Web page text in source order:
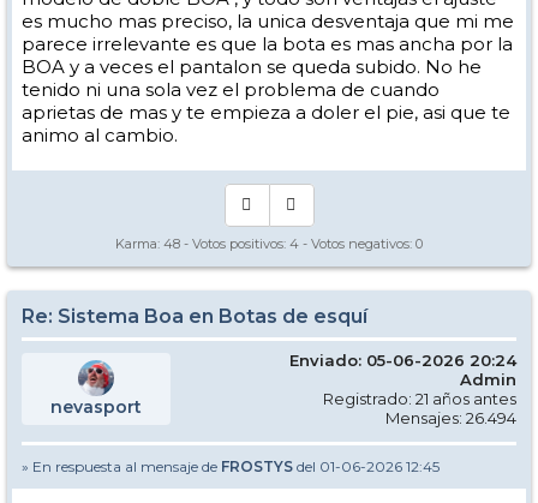
es mucho mas preciso, la unica desventaja que mi me
parece irrelevante es que la bota es mas ancha por la
BOA y a veces el pantalon se queda subido. No he
tenido ni una sola vez el problema de cuando
aprietas de mas y te empieza a doler el pie, asi que te
animo al cambio.
Karma: 48 - Votos positivos: 4 - Votos negativos: 0
Re: Sistema Boa en Botas de esquí
nevasport
Enviado: 05-06-2026 20:24
Admin
Registrado: 21 años antes
Mensajes: 26.494
» En respuesta al mensaje de FROSTYS del 01-06-2026 12:45